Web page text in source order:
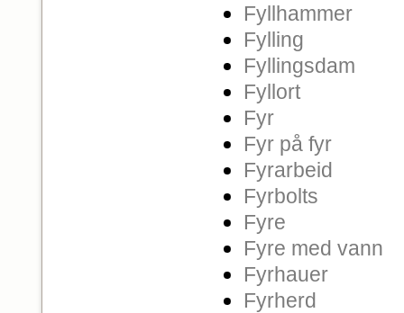
Fyllhammer
Fylling
Fyllingsdam
Fyllort
Fyr
Fyr på fyr
Fyrarbeid
Fyrbolts
Fyre
Fyre med vann
Fyrhauer
Fyrherd